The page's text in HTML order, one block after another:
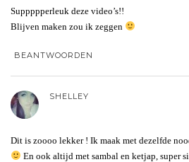
Suppppperleuk deze video’s!!
Blijven maken zou ik zeggen
BEANTWOORDEN
SHELLEY
Dit is zoooo lekker ! Ik maak met dezelfde
En ook altijd met sambal en ketjap, super